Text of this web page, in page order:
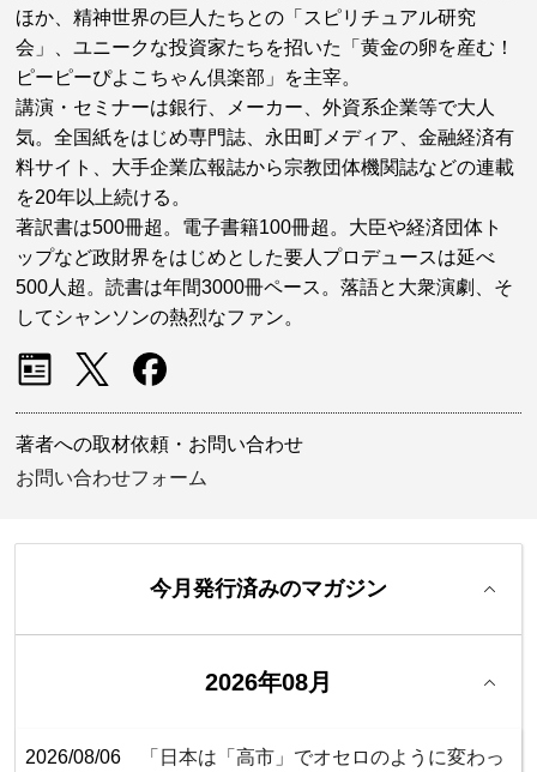
ほか、精神世界の巨人たちとの「スピリチュアル研究
会」、ユニークな投資家たちを招いた「黄金の卵を産む！
ピーピーぴよこちゃん倶楽部」を主宰。
講演・セミナーは銀行、メーカー、外資系企業等で大人
気。全国紙をはじめ専門誌、永田町メディア、金融経済有
料サイト、大手企業広報誌から宗教団体機関誌などの連載
を20年以上続ける。
著訳書は500冊超。電子書籍100冊超。大臣や経済団体ト
ップなど政財界をはじめとした要人プロデュースは延べ
500人超。読書は年間3000冊ペース。落語と大衆演劇、そ
してシャンソンの熱烈なファン。
著者への取材依頼・お問い合わせ
お問い合わせフォーム
今月発行済みのマガジン
2026年08月
2026/08/06
「日本は「高市」でオセロのように変わっ